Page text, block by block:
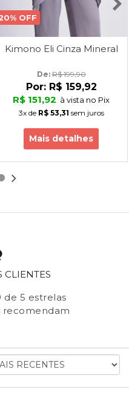
OFF
Kimono Eli Cinza Mineral
De: R$ 199,90
Por: R$ 159,92
R$ 151,92 à vista no Pix
3xde R$ 53,31 sem juros
Mais detalhes
CLIENTES
de 5 estrelas
recomendam